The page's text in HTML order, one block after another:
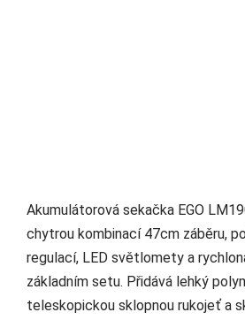
Akumulátorová sekačka EGO
chytrou kombinací 47cm záběru,
regulací, LED světlomety a
základním setu. Přidává lehký
teleskopickou sklopnou rukojeť a